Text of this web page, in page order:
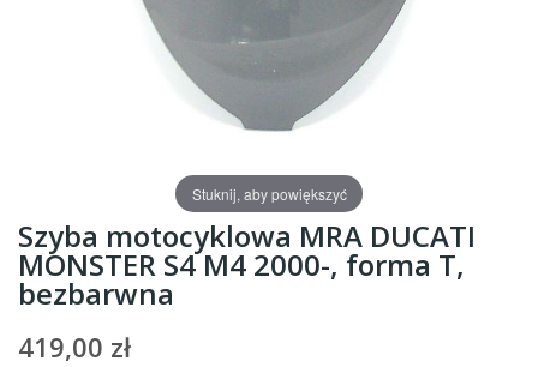
Stuknij, aby powiększyć
Szyba motocyklowa MRA DUCATI
MONSTER S4 M4 2000-, forma T,
bezbarwna
419,00 zł